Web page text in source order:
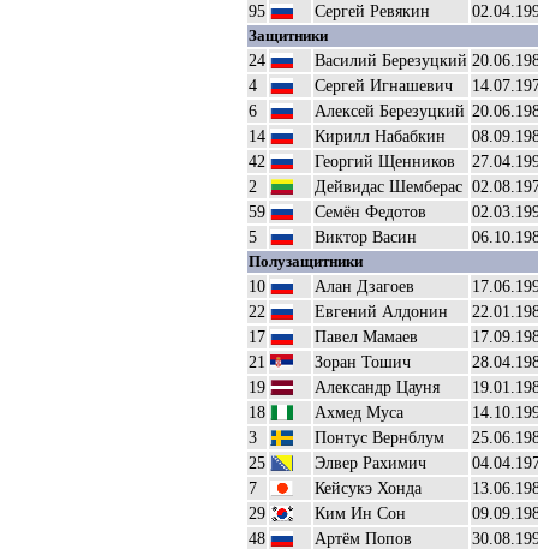
95
Сергей Ревякин
Защитники
24 Василий Березуцкий
4
Сергей Игнашевич
6
Алексей Березуцкий
14
Кирилл Набабкин
42
Георгий Щенников
2
Дейвидас Шемберас
59
Семён Федотов
5
Виктор Васин
Полузащитники
10 Алан Дзагоев
22
Евгений Алдонин
17
Павел Мамаев
21
Зоран Тошич
19
Александр Цауня
18
Ахмед Муса
3
Понтус Вернблум
25
Элвер Рахимич
7
Кейсукэ Хонда
29
Ким Ин Сон
48
Артём Попов